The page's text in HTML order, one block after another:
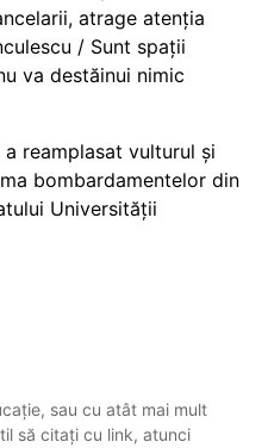
atrage atenția
/ Sunt spații
va destăinui nimic
reamplasat vulturul și
bombardamentelor din
Universității
sau cu atât mai mult
să citați cu link, atunci